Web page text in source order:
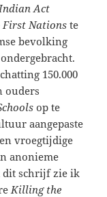
Indian Act
First Nations te
bevolking
150.000
ouders
op te
aangepaste
vroegtijdige
anonieme
dit schrijf zie ik
Killing the